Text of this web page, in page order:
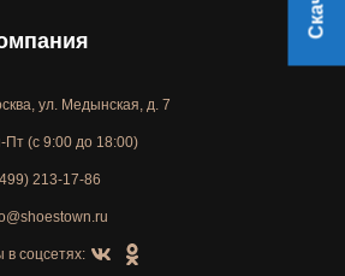
ул. Медынская, д. 7
Пт (с 9:00 до 18:00)
213-17-86
в соцсетях: